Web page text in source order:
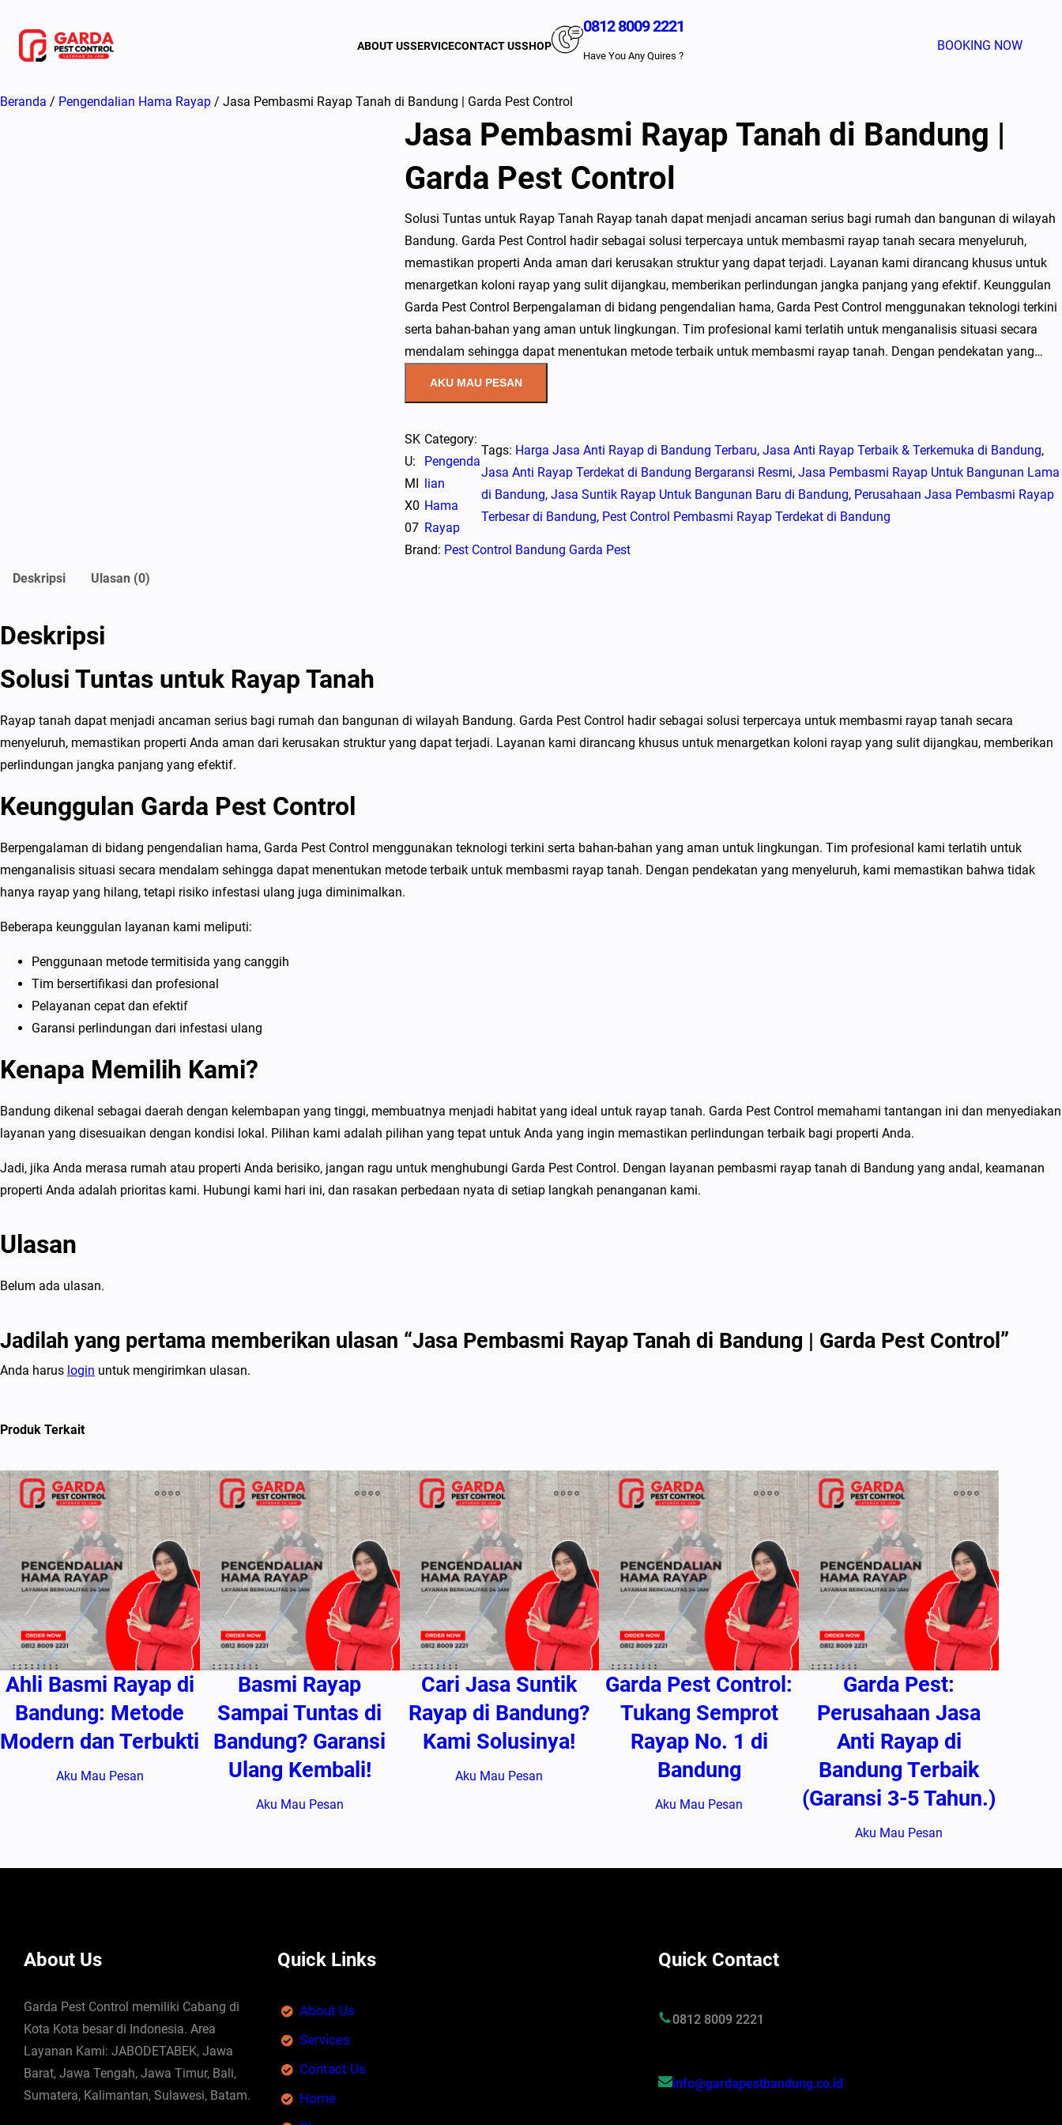
konten
ABOUT USSERVICECONTACT USSHOP
0812 8009 2221
Have You Any Quires ?
BOOKING NOW
Beranda / Pengendalian Hama Rayap / Jasa Pembasmi Rayap Tanah di Bandung | Garda Pest Control
Jasa Pembasmi Rayap Tanah di Bandung |
Garda Pest Control
Solusi Tuntas untuk Rayap Tanah Rayap tanah dapat menjadi ancaman serius bagi rumah dan bangunan di wilayah
Bandung. Garda Pest Control hadir sebagai solusi terpercaya untuk membasmi rayap tanah secara menyeluruh,
memastikan properti Anda aman dari kerusakan struktur yang dapat terjadi. Layanan kami dirancang khusus untuk
menargetkan koloni rayap yang sulit dijangkau, memberikan perlindungan jangka panjang yang efektif. Keunggulan
Garda Pest Control Berpengalaman di bidang pengendalian hama, Garda Pest Control menggunakan teknologi terkini
serta bahan-bahan yang aman untuk lingkungan. Tim profesional kami terlatih untuk menganalisis situasi secara
mendalam sehingga dapat menentukan metode terbaik untuk membasmi rayap tanah. Dengan pendekatan yang…
AKU MAU PESAN
SK
U:
MI
X0
07
Category:
Pengenda
lian
Hama
Rayap
Tags: Harga Jasa Anti Rayap di Bandung Terbaru, Jasa Anti Rayap Terbaik & Terkemuka di Bandung,
Jasa Anti Rayap Terdekat di Bandung Bergaransi Resmi, Jasa Pembasmi Rayap Untuk Bangunan Lama
di Bandung, Jasa Suntik Rayap Untuk Bangunan Baru di Bandung, Perusahaan Jasa Pembasmi Rayap
Terbesar di Bandung, Pest Control Pembasmi Rayap Terdekat di Bandung
Brand: Pest Control Bandung Garda Pest
Deskripsi
Ulasan (0)
Deskripsi
Solusi Tuntas untuk Rayap Tanah
Rayap tanah dapat menjadi ancaman serius bagi rumah dan bangunan di wilayah Bandung. Garda Pest Control hadir sebagai solusi terpercaya untuk membasmi rayap tanah secara
menyeluruh, memastikan properti Anda aman dari kerusakan struktur yang dapat terjadi. Layanan kami dirancang khusus untuk menargetkan koloni rayap yang sulit dijangkau, memberikan
perlindungan jangka panjang yang efektif.
Keunggulan Garda Pest Control
Berpengalaman di bidang pengendalian hama, Garda Pest Control menggunakan teknologi terkini serta bahan-bahan yang aman untuk lingkungan. Tim profesional kami terlatih untuk
menganalisis situasi secara mendalam sehingga dapat menentukan metode terbaik untuk membasmi rayap tanah. Dengan pendekatan yang menyeluruh, kami memastikan bahwa tidak
hanya rayap yang hilang, tetapi risiko infestasi ulang juga diminimalkan.
Beberapa keunggulan layanan kami meliputi:
Penggunaan metode termitisida yang canggih
Tim bersertifikasi dan profesional
Pelayanan cepat dan efektif
Garansi perlindungan dari infestasi ulang
Kenapa Memilih Kami?
Bandung dikenal sebagai daerah dengan kelembapan yang tinggi, membuatnya menjadi habitat yang ideal untuk rayap tanah. Garda Pest Control memahami tantangan ini dan menyediakan
layanan yang disesuaikan dengan kondisi lokal. Pilihan kami adalah pilihan yang tepat untuk Anda yang ingin memastikan perlindungan terbaik bagi properti Anda.
Jadi, jika Anda merasa rumah atau properti Anda berisiko, jangan ragu untuk menghubungi Garda Pest Control. Dengan layanan pembasmi rayap tanah di Bandung yang andal, keamanan
properti Anda adalah prioritas kami. Hubungi kami hari ini, dan rasakan perbedaan nyata di setiap langkah penanganan kami.
Ulasan
Belum ada ulasan.
Jadilah yang pertama memberikan ulasan “Jasa Pembasmi Rayap Tanah di Bandung | Garda Pest Control”
Anda harus login untuk mengirimkan ulasan.
Produk Terkait
Ahli Basmi Rayap di
Bandung: Metode
Modern dan Terbukti
Aku Mau Pesan
Basmi Rayap
Sampai Tuntas di
Bandung? Garansi
Ulang Kembali!
Aku Mau Pesan
Cari Jasa Suntik
Rayap di Bandung?
Kami Solusinya!
Aku Mau Pesan
Garda Pest Control:
Tukang Semprot
Rayap No. 1 di
Bandung
Aku Mau Pesan
Garda Pest:
Perusahaan Jasa
Anti Rayap di
Bandung Terbaik
(Garansi 3-5 Tahun.)
Aku Mau Pesan
About Us
Garda Pest Control memiliki Cabang di
Kota Kota besar di Indonesia. Area
Layanan Kami: JABODETABEK, Jawa
Barat, Jawa Tengah, Jawa Timur, Bali,
Sumatera, Kalimantan, Sulawesi, Batam.
Quick Links
About Us
Services
Contact Us
Home
Quick Contact
0812 8009 2221
info@gardapestbandung.co.id